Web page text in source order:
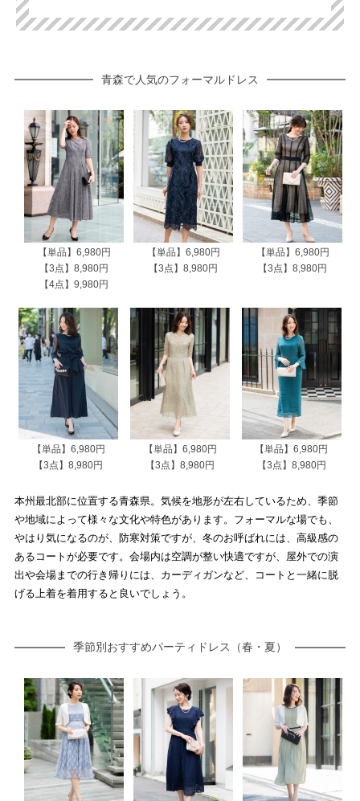
青森で人気のフォーマルドレス
【単品】6,980円
【3点】8,980円
【4点】9,980円
【単品】6,980円
【3点】8,980円
【単品】6,980円
【3点】8,980円
【単品】6,980円
【3点】8,980円
【単品】6,980円
【3点】8,980円
【単品】6,980円
【3点】8,980円
本州最北部に位置する青森県。気候を地形が左右しているため、季節
や地域によって様々な文化や特色があります。フォーマルな場でも、
やはり気になるのが、防寒対策ですが、冬のお呼ばれには、高級感の
あるコートが必要です。会場内は空調が整い快適ですが、屋外での演
出や会場までの行き帰りには、カーディガンなど、コートと一緒に脱
げる上着を着用すると良いでしょう。
季節別おすすめパーティドレス（春・夏）